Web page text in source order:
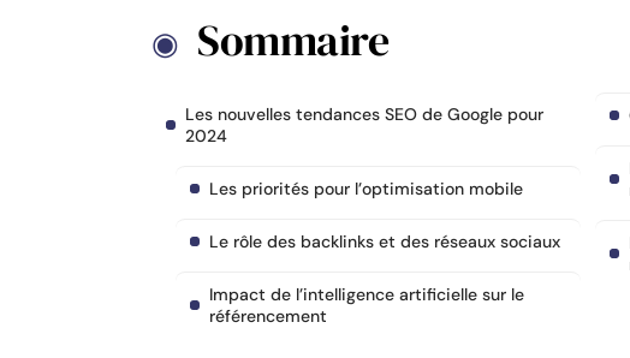
Sommaire
Les nouvelles tendances SEO de Google pour
2024
Les priorités pour l’optimisation mobile
Le rôle des backlinks et des réseaux sociaux
Impact de l’intelligence artificielle sur le
référencement